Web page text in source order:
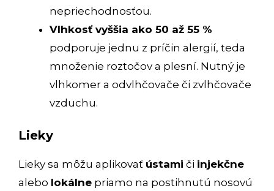
nepriechodnosťou.
Vlhkosť vyššia ako 50 až 55 %
podporuje jednu z príčin alergií, teda
množenie roztočov a plesní. Nutný je
vlhkomer a odvlhčovače či zvlhčovače
vzduchu.
Lieky
Lieky sa môžu aplikovať ústami či injekčne
alebo lokálne priamo na postihnutú nosovú